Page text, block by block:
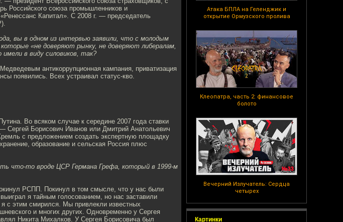
Атака БПЛА на Геленджик и
открытие Ормузского пролива
Клеопатра, часть 2: финансовое
болото
Вечерний Излучатель: Сердца
четырех
Картинки
Российского союза промышленников и
Капитал». С 2008 г. — председатель
вы в одном из интервью заявили, что с молодым
«не доверяют рынку, не доверяют либералам,
в виду силовиков, так?
антикоррупционная кампания, приватизация
появились. Всех устраивал статус-кво.
Во всяком случае к середине 2007 года ставки
Сергей Борисович Иванов или Дмитрий Анатольевич
с предложением создать экспертную площадку
образование и сельская Россия плюс
что-то вроде ЦСР Германа Грефа, который в 1999-м
РСПП. Покинул в том смысле, что у нас были
я тайным голосованием, но нас заставили
с этим смирился. Мы привлекли известных
и многих других. Одновременно у Сергея
Никита Михалков. У Сергея Борисовича был